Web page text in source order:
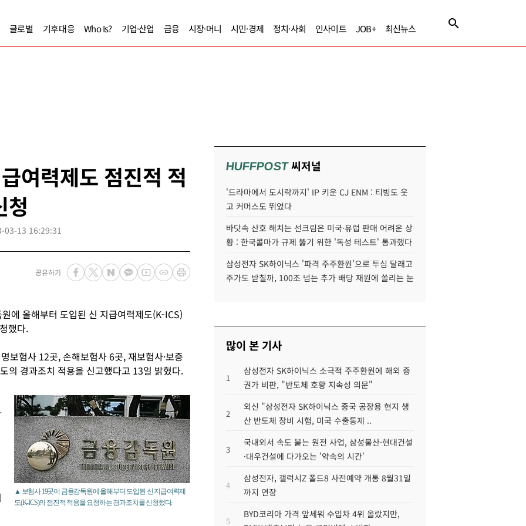
글로벌 기후대응 Who Is? 기업·산업 금융 시장·머니 시민·경제 정치·사회 인사이트 JOB+ 최신뉴스
여력제도 점진적 적
청
03-13 16:29:31
공유하기
에 올해부터 도입된 신 지급여력제도(K-ICS)
했다.
보험사 12곳, 손해보험사 6곳, 재보험사·보증
의 경과조치 적용을 신고했다고 13일 밝혔다.
▲ 보험사 19곳이 금융감독원에 올해부터 도입된 신 지급여력제
도(K-ICS)의 점진적 적용을 요청하는 경과조치를 신청했다.
HUFFPOST씨저널
'드라마에서 도시락까지' IP 키운 CJ ENM : 티빙도 웃
고 커머스도 뛰었다
바닷속 산호 해치는 선크림은 미국·유럽 판매 어려운 상
황 : 한국콜마가 규제 뚫기 위한 '독성 테스트' 통과했다
삼성전자 SK하이닉스 '파격 주주환원'으로 투심 달래고
주가도 받칠까, 100조 넘는 추가 배당 재원에 쏠리는 눈
많이 본 기사
1
삼성전자 SK하이닉스 소극적 주주환원에 해외 증
권가 비판, "반도체 호황 지속성 의문"
2
외신 "삼성전자 SK하이닉스 중국 공장용 현지 생
산 반도체 장비 시험, 미국 수출통제 ..
3
국내외서 속도 붙는 원전 사업, 삼성물산·현대건설
·대우건설에 다가오는 '약속의 시간'
4
삼성전자, 갤럭시Z 폴드8 사전예약 개통 8월31일
까지 연장
5
BYD코리아 가격 앞세워 수입차 4위 올랐지만,